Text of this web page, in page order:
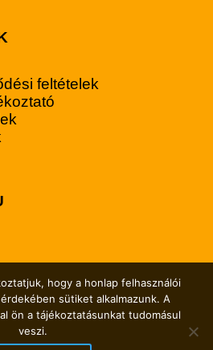
feltételek
hogy a honlap felhasználói
sütiket alkalmazunk. A
ön a tájékoztatásunkat tudomásul
veszi.